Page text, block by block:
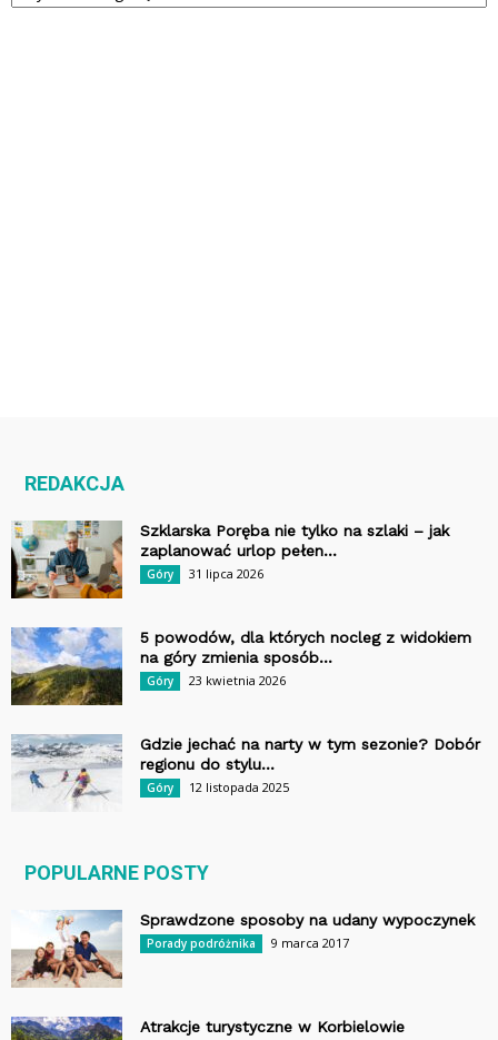
REDAKCJA
Szklarska Poręba nie tylko na szlaki – jak
zaplanować urlop pełen...
Góry 31 lipca 2026
5 powodów, dla których nocleg z widokiem
na góry zmienia sposób...
Góry 23 kwietnia 2026
Gdzie jechać na narty w tym sezonie? Dobór
regionu do stylu...
Góry 12 listopada 2025
POPULARNE POSTY
Sprawdzone sposoby na udany wypoczynek
Porady podróżnika 9 marca 2017
Atrakcje turystyczne w Korbielowie